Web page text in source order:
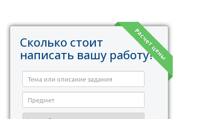
Расчет цены
Сколько стоит
написать вашу работу?